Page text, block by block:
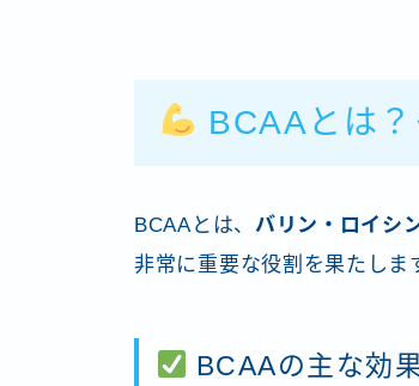
BCAAとは
BCAAとは、 バリン・ロイシ
非常に重要な役割を果たしま
BCAAの主な効